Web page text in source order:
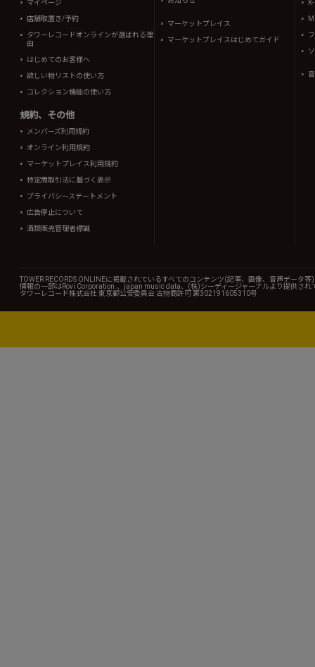
マイページ
店舗取置き/予約
タワーレコードオンラインが選ばれる理
由
はじめてのお客様へ
欲しい物リストの使い方
コレクション機能の使い方
規約、その他
メンバーズ利用規約
オンライン利用規約
マーケットプレイス利用規約
特定商取引法に基づく表示
プライバシーステートメント
広告停止について
酒類販売管理者標識
マーケットプレイス
マーケットプレイスはじめてガイド
TOWER RECORDS ONLINEに掲載されているすべてのコンテンツ(記事、画像、音声データ
情報の一部はRovi Corporation.、japan music data、(株)シーディージャーナルより提供され
タワーレコード株式会社 東京都公安委員会 古物商許可 第302191605310号